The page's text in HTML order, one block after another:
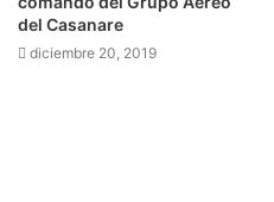
del Casanare
diciembre 20, 2019